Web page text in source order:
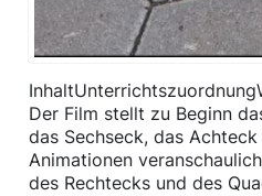
Der Film stellt zu Beginn
das Sechseck, das
Animationen
des Rechtecks und des